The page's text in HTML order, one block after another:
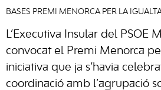
BASES PREMI MENORCA PER LA
L’Executiva Insular del PSOE
convocat el Premi Menorca
iniciativa que ja s’havia
coordinació amb l’agrupació